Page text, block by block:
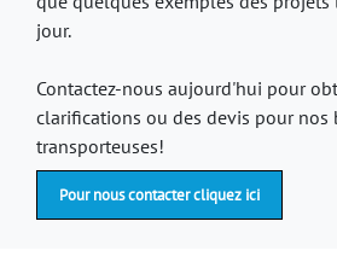
jour.
Contactez-nous aujourd'hui pour
clarifications ou des devis pour nos
transporteuses!
Pour nous contacter cliquez ici